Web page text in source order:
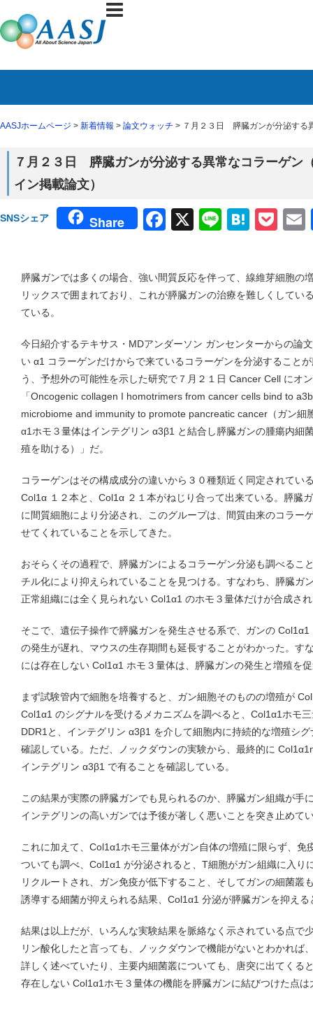
AASJホームページ > 新着情報 > 論文ウォッチ > ７月２３日 膵臓ガンが分泌する
７月２３日 膵臓ガンが分泌する異常なコラーゲン
イン掲載論文）
SNSシェア Share Facebook
X Line
膵臓ガンでは多くの場合、強い間質反応を伴って、線維芽細胞の
リックスで囲まれており、これが膵臓ガンの治療を難しくしてい
ている。
今日紹介するテキサス・MDアンダーソン ガンセンターからの論
い α1 コラーゲンだけからで来ているコラーゲンを分泌すること
う、予想外の可能性を示した研究で７月２１日 Cancer Cell にオ
「Oncogenic collagen I homotrimers from cancer cells bind to
microbiome and immunity to promote pancreatic cancer（ガン細
α1ホモ３量体はインテグリン α3β1 と結合し膵臓ガンの腫瘍内細
殖を助ける）」だ。
コラーゲンはその構成成分の違いから３０種類近く同定されてい
Col1α １２本と、Col1α ２１本がねじり合って出来ている。膵臓
に間質細胞により分泌され、このグループは、間質由来のコラー
せてくれていることを示してきた。
おそらくその過程で、膵臓ガンによるコラーゲン分泌も調べるこ
チル化により抑えられていることを見つける。すなわち、膵臓ガ
正常組織には全く見られない Col1α1 のホモ３量体だけが合成さ
そこで、遺伝子操作で膵臓ガンを発生させる系で、ガンの
の発生が遅れ、マウスの生存期間も延長することがわかった。す
には存在しない Col1α1 ホモ３量体は、膵臓ガンの発生と増殖を
まず試験管内で細胞を培養すると、ガン細胞そのものの増殖が
Col1α1 のシグナルを受けるメカニズムを調べると、Col1α1ホモ
DDR1と、インテグリン α3β1 を介して細胞内に持続的な増殖シ
確認している。ただ、ノックダウンの実験から、最終的に
インテグリン α3β1 で有ることを確認している。
この結果が実際の膵臓ガンでも見られるのか、膵臓ガン組織が手
インテグリンの高いガンでは予後が著しく悪いことを突き止めて
これに加えて、Col1α1ホモ三量体がガン自体の増殖に限らず、免
ついても調べ、Col1α1 が分泌されると、T細胞がガン組織に入り
リクルートされ、ガン免疫が低下すること、そしてガンの細菌叢
誘導する細菌が抑えられる結果、Col1α1 分泌が膵臓ガンを抑え
結果は以上だが、いろんな実験結果を脈絡なく示されている点で
リン酸化したと言っても、ノックダウンで機能がないとわかれば
詳しく述べていたり、主要内細菌叢についても、唐突に出てくる
存在しない Col1α1ホモ３量体の機能を膵臓ガンに結びつけた点